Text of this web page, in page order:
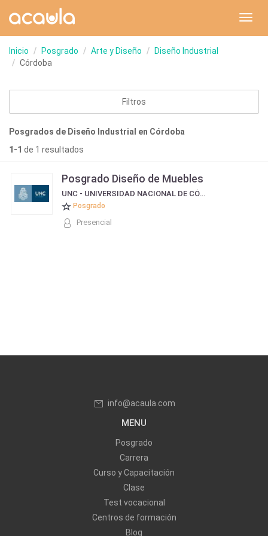
Inicio Posgrado Arte y Diseño
Diseño Industrial
Córdoba
Filtros
Posgrados de Diseño Industrial en Córdoba
1-1 de 1 resultados
Posgrado Diseño de Muebles
UNC - UNIVERSIDAD NACIONAL DE CÓRDOBA
Posgrado
Presencial
info@acaula.com
MENU
Posgrado
Carrera
Curso y Capacitación
Clase
Test vocacional
Centros de formación
Blog